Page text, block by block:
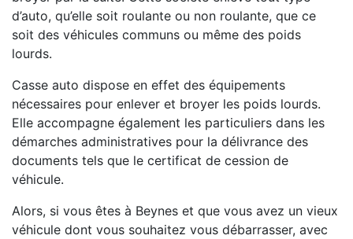
d’auto, qu’elle soit roulante ou non roulante, que ce
soit des véhicules communs ou même des poids
lourds.
Casse auto dispose en effet des équipements
nécessaires pour enlever et broyer les poids lourds.
Elle accompagne également les particuliers dans les
démarches administratives pour la délivrance des
documents tels que le certificat de cession de
véhicule.
Alors, si vous êtes à Beynes et que vous avez un vieux
véhicule dont vous souhaitez vous débarrasser, avec